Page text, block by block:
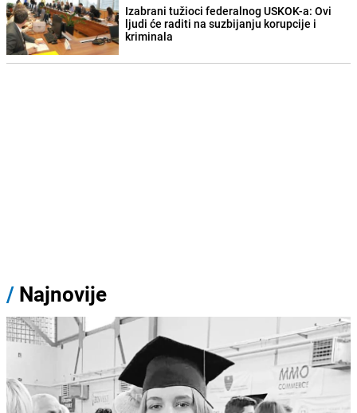
Izabrani tužioci federalnog USKOK-a: Ovi
ljudi će raditi na suzbijanju korupcije i
kriminala
/ Najnovije